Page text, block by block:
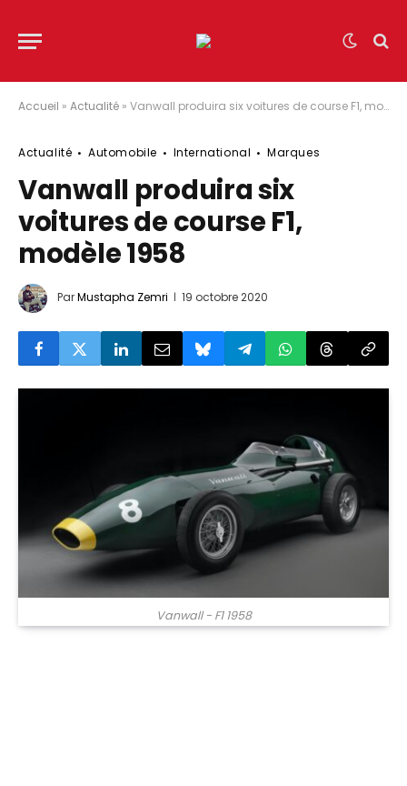
Accueil » Actualité » Vanwall produira six voitures de course F1, modèle 1958
Actualité Automobile International Marques
Vanwall produira six
voitures de course F1,
modèle 1958
ParMustapha Zemri 19 octobre 2020
Vanwall - F1 1958